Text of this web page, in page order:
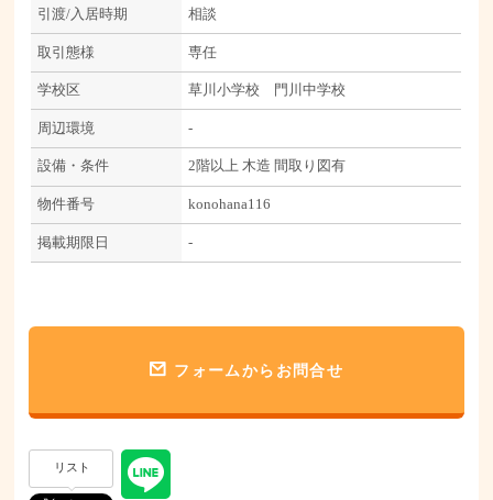
引渡/入居時期 相談
取引態様 専任
学校区 草川小学校 門川中学校
周辺環境 -
設備・条件 2階以上 木造 間取り図有
物件番号 konohana116
掲載期限日 -
フォームからお問合せ
リスト